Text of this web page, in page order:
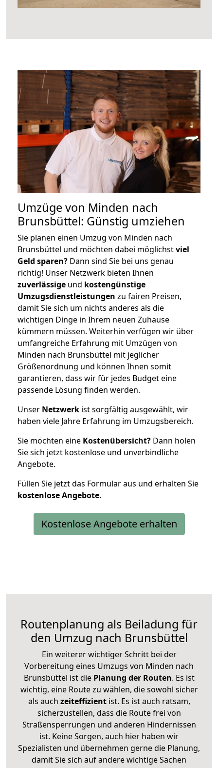
Umzüge von Minden nach
Brunsbüttel: Günstig umziehen
Sie planen einen Umzug von Minden nach
Brunsbüttel und möchten dabei möglichstviel
Geld sparen? Dann sind Sie bei uns genau
richtig! Unser Netzwerk bieten Ihnen
zuverlässige und kostengünstige
Umzugsdienstleistungen zu fairen Preisen,
damit Sie sich um nichts anderes als die
wichtigen Dinge in Ihrem neuen Zuhause
kümmern müssen. Weiterhin verfügen wir über
umfangreiche Erfahrung mit Umzügen von
Minden nach Brunsbüttel mit jeglicher
Größenordnung und können Ihnen somit
garantieren, dass wir für jedes Budget eine
passende Lösung finden werden.
Unser Netzwerk ist sorgfältig ausgewählt, wir
haben viele Jahre Erfahrung im Umzugsbereich.
Sie möchten eine Kostenübersicht? Dann holen
Sie sich jetzt kostenlose und unverbindliche
Angebote.
Füllen Sie jetzt das Formular aus und erhalten Sie
kostenloseAngebote.
Kostenlose Angebote erhalten
Routenplanung als Beiladung für
den Umzug nach Brunsbüttel
Ein weiterer wichtiger Schritt bei der
Vorbereitung eines Umzugs von Minden nach
Brunsbüttel ist diePlanung der Routen. Es ist
wichtig, eine Route zu wählen, die sowohl sicher
als auch zeiteffizientist. Es ist auch ratsam,
sicherzustellen, dass die Route frei von
Straßensperrungen und anderen Hindernissen
ist. Keine Sorgen, auch hier haben wir
Spezialisten und übernehmen gerne die Planung,
damit Sie sich auf andere wichtige Sachen